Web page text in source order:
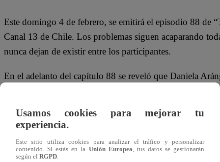
Este domingo 4 de febrero, se emitirá el episodio 88 de
Canal 13 de Chile. Los problemas siguen acaparando
nunca dejan de existir entre los participantes.
En el adelanto del capítulo 88 se reveló que Daniela
Usamos cookies para mejorar tu
experiencia.
Este sitio utiliza cookies para analizar el tráfico y personalizar
contenido. Si estás en la Unión Europea , tus datos se gestionarán
según el RGPD